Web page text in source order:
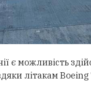
є можливість
літакам